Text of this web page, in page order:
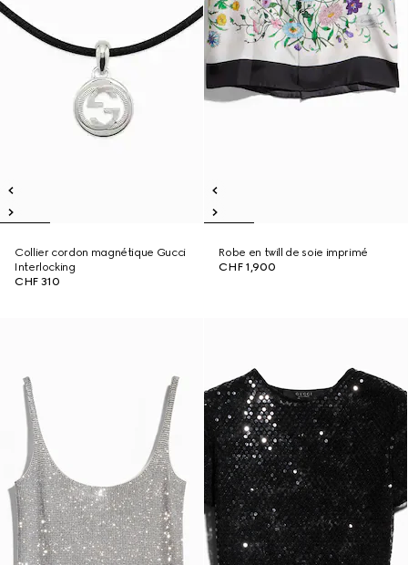
Collier cordon magnétique Gucci
Interlocking
CHF 310
Robe en twill de soie imprimé
CHF 1,900